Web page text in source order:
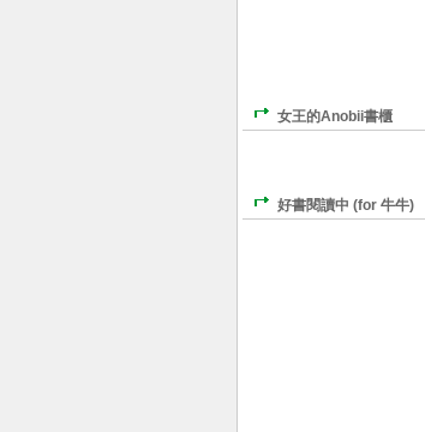
女王的Anobii書櫃
好書閱讀中 (for 牛牛)